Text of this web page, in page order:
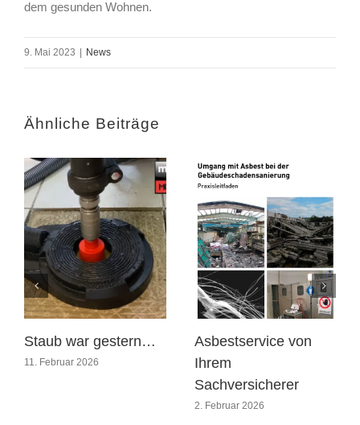
dem gesunden Wohnen.
9. Mai 2023 News
Ähnliche Beiträge
Staub war gestern…
11. Februar 2026
Asbestservice von
Ihrem
Sachversicherer
2. Februar 2026